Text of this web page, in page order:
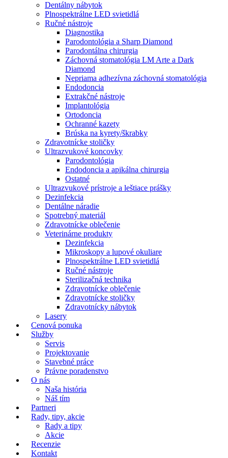
Dentálny nábytok
Plnospektrálne LED svietidlá
Ručné nástroje
Diagnostika
Parodontológia a Sharp Diamond
Parodontálna chirurgia
Záchovná stomatológia LM Arte a Dark
Diamond
Nepriama adhezívna záchovná stomatológia
Endodoncia
Extrakčné nástroje
Implantológia
Ortodoncia
Ochranné kazety
Brúska na kyrety/škrabky
Zdravotnícke stoličky
Ultrazvukové koncovky
Parodontológia
Endodoncia a apikálna chirurgia
Ostatné
Ultrazvukové prístroje a leštiace prášky
Dezinfekcia
Dentálne náradie
Spotrebný materiál
Zdravotnícke oblečenie
Veterinárne produkty
Dezinfekcia
Mikroskopy a lupové okuliare
Plnospektrálne LED svietidlá
Ručné nástroje
Sterilizačná technika
Zdravotnícke oblečenie
Zdravotnícke stoličky
Zdravotnícky nábytok
Lasery
Cenová ponuka
Služby
Servis
Projektovanie
Stavebné práce
Právne poradenstvo
O nás
Naša história
Náš tím
Partneri
Rady, tipy, akcie
Rady a tipy
Akcie
Recenzie
Kontakt